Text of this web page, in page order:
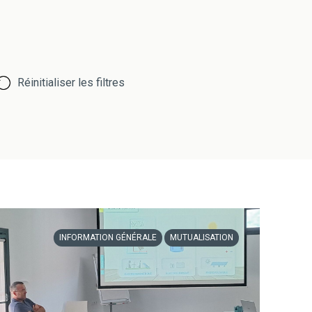
Réinitialiser les filtres
INFORMATION GÉNÉRALE MUTUALISATION